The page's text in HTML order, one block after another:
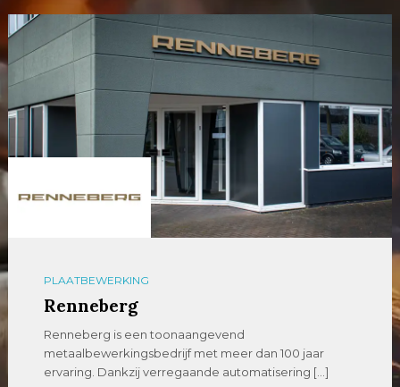
PLAATBEWERKING
Renneberg
Renneberg is een toonaangevend
metaalbewerkingsbedrijf met meer dan 100 jaar
ervaring. Dankzij verregaande automatisering […]